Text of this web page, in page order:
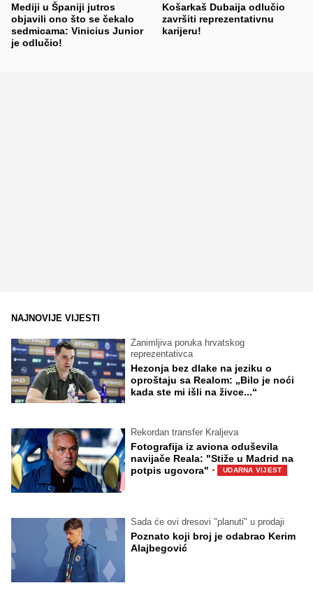
Mediji u Španiji jutros
objavili ono što se čekalo
sedmicama: Vinicius Junior
je odlučio!
Košarkaš Dubaija odlučio
završiti reprezentativnu
karijeru!
NAJNOVIJE VIJESTI
Zanimljiva poruka hrvatskog
reprezentativca
Hezonja bez dlake na jeziku o
oproštaju sa Realom: „Bilo je noći
kada ste mi išli na živce...“
Rekordan transfer Kraljeva
Fotografija iz aviona oduševila
navijače Reala: "Stiže u Madrid na
potpis ugovora" · UDARNA VIJEST
Sada će ovi dresovi "planuti" u prodaji
Poznato koji broj je odabrao Kerim
Alajbegović